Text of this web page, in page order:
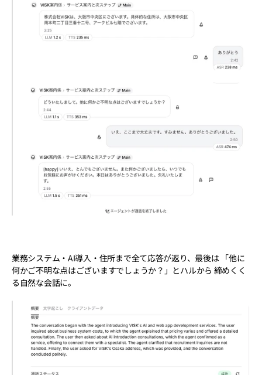
業務システム・AI導入・住所まで全て応答が返り、最後は 「他に
何かご不明な点はございますでしょうか？」とハルから 締めくく
る自然な会話に。